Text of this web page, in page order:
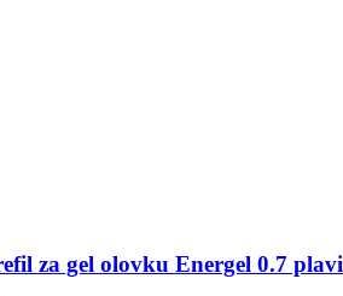
za gel olovku Energel 0.7 plavi